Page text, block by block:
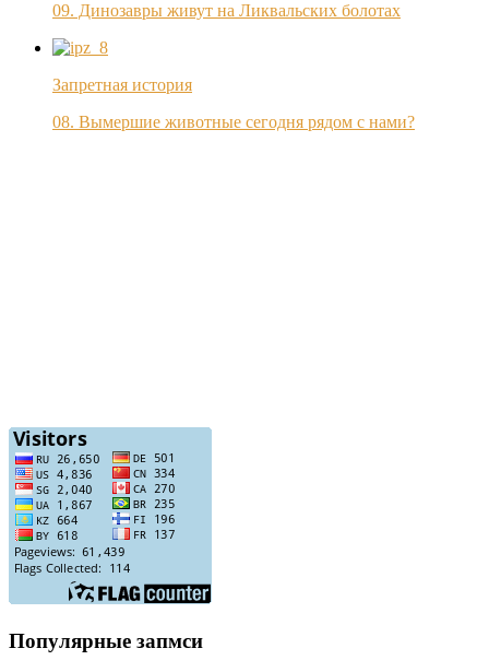
09. Динозавры живут на Ликвальских болотах
Запретная история
08. Вымершие животные сегодня рядом с нами?
Популярные запмси